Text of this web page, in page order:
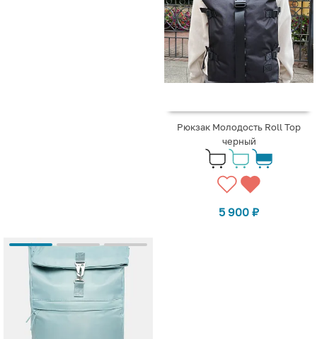
Рюкзак Молодость Roll Top
черный
5 900 ₽